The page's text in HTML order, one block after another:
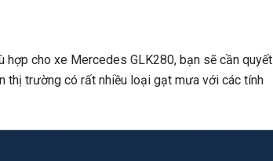
cho xe Mercedes GLK280, bạn sẽ cần quyết
thị trường có rất nhiều loại gạt mưa với các tính